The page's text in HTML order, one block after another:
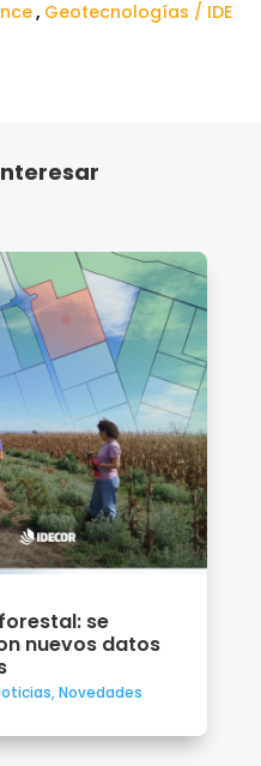
, Geotecnologías / IDE
se
nuevos datos
,Novedades